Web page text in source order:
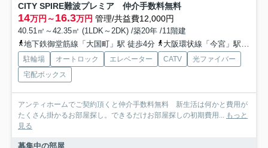
CITY SPIRE難波プレミア 仲介手数料無料
14万円～16.3万円 管理/共益費12,000円
40.51㎡～42.35㎡ (1LDK～2DK) /築20年 /11階建
地下鉄御堂筋線「大国町」駅 徒歩4分
大阪環状線「今宮」駅 徒歩9分
駐輪場 オートロック エレベーター CATV
光ファイバー
宅配ボックス
アンティホームでご契約頂くと仲介手数料無料 新生活は何かと費用が
たくさん掛かるお部屋探し。できるだけお部屋探しの初期費用...
もっと
見る
募集中の部屋